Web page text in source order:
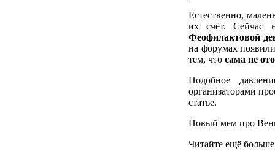
Естественно,
их счёт. Сейчас
Феофилактовой
на форумах
тем, что сама не
Подобное
организаторами
статье.
Новый мем про
Читайте ещё